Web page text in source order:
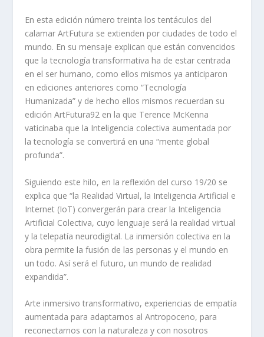
En esta edición número treinta los tentáculos del
calamar ArtFutura se extienden por ciudades de todo el
mundo. En su mensaje explican que están convencidos
que la tecnología transformativa ha de estar centrada
en el ser humano, como ellos mismos ya anticiparon
en ediciones anteriores como “Tecnología
Humanizada” y de hecho ellos mismos recuerdan su
edición ArtFutura92 en la que Terence McKenna
vaticinaba que la Inteligencia colectiva aumentada por
la tecnología se convertirá en una “mente global
profunda”.
Siguiendo este hilo, en la reflexión del curso 19/20 se
explica que “la Realidad Virtual, la Inteligencia Artificial e
Internet (IoT) convergerán para crear la Inteligencia
Artificial Colectiva, cuyo lenguaje será la realidad virtual
y la telepatía neurodigital. La inmersión colectiva en la
obra permite la fusión de las personas y el mundo en
un todo. Así será el futuro, un mundo de realidad
expandida”.
Arte inmersivo transformativo, experiencias de empatía
aumentada para adaptarnos al Antropoceno, para
reconectarnos con la naturaleza y con nosotros